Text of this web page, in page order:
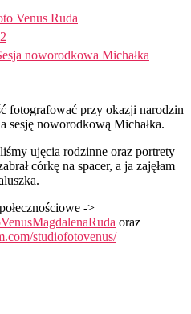
Venus Ruda
noworodkowa Michałka
fotografować przy okazji narodzin
sesję noworodkową Michałka.
ujęcia rodzinne oraz portrety
córkę na spacer, a ja zajęłam
->
oraz
studiofotovenus/